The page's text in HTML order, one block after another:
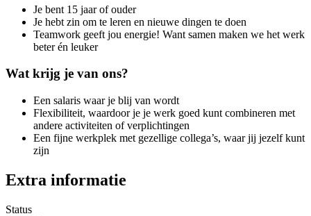
Je bent 15 jaar of ouder
Je hebt zin om te leren en nieuwe dingen te doen
Teamwork geeft jou energie! Want samen maken we het werk
beter én leuker
Wat krijg je van ons?
Een salaris waar je blij van wordt
Flexibiliteit, waardoor je je werk goed kunt combineren met
andere activiteiten of verplichtingen
Een fijne werkplek met gezellige collega’s, waar jij jezelf kunt
zijn
Extra informatie
Status